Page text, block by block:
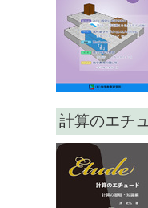
計算のエチ